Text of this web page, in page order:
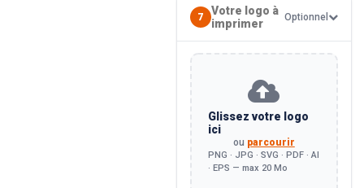
7
Votre logo à
imprimer
Optionnel
Glissez votre logo
ici
ou parcourir
PNG · JPG · SVG · PDF · AI
· EPS — max 20 Mo